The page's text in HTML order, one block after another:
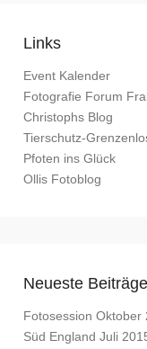
Links
Event Kalender
Fotografie Forum
Christophs Blog
Tierschutz-
Pfoten ins Glück
Ollis Fotoblog
Neueste Beiträge
Fotosession Oktober
Süd England Juli